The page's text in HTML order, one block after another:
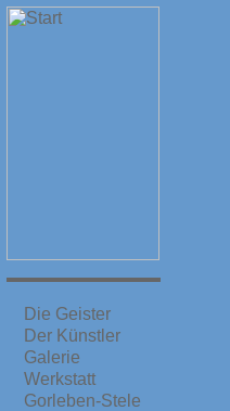
Die Geister
Der Künstler
Galerie
Werkstatt
Gorleben-Stele